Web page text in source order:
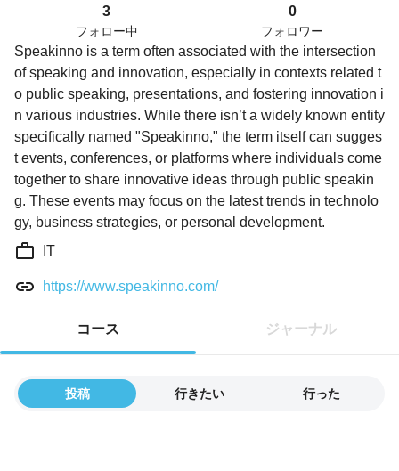
3
フォロー中
0
フォロワー
Speakinno is a term often associated with the intersection
of speaking and innovation, especially in contexts related t
o public speaking, presentations, and fostering innovation i
n various industries. While there isn’t a widely known entity
specifically named "Speakinno," the term itself can sugges
t events, conferences, or platforms where individuals come
together to share innovative ideas through public speakin
g. These events may focus on the latest trends in technolo
gy, business strategies, or personal development.
IT
https://www.speakinno.com/
コース ジャーナル
投稿 行きたい 行った